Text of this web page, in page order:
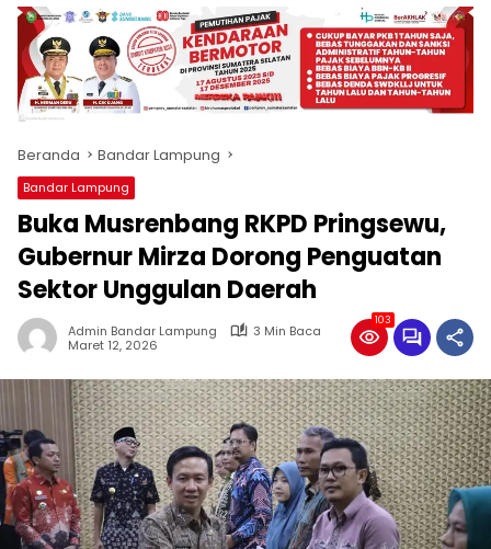
produk
antara
lain
mampu
menjadi
komunikasi
usaha
(beriklan),
fokus
pada
nasional
maupun
international,
lokal
dan
dinamis,
memiliki
kisaran
harga
iklan
Beranda Bandar Lampung
Bandar Lampung
Buka Musrenbang RKPD Pringsewu,
Gubernur Mirza Dorong Penguatan
Sektor Unggulan Daerah
Admin Bandar Lampung
3 Min Baca
Maret 12, 2026
103